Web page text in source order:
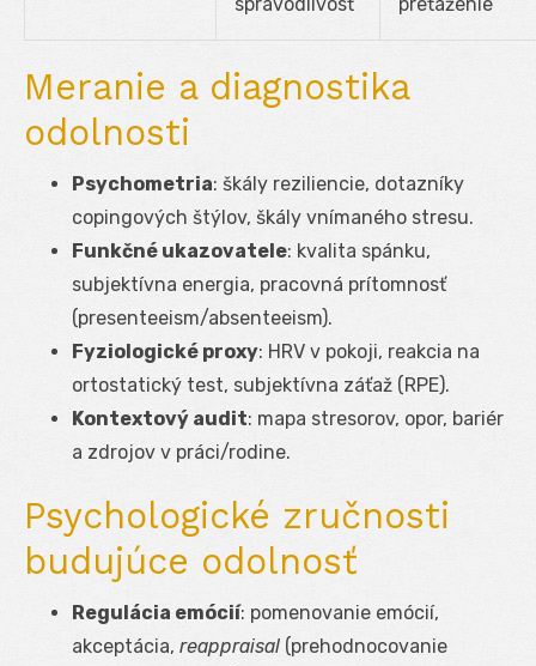
Meranie a diagnostika
odolnosti
Psychometria: škály reziliencie, dotazníky
copingových štýlov, škály vnímaného stresu.
Funkčné ukazovatele: kvalita spánku,
subjektívna energia, pracovná prítomnosť
(presenteeism/absenteeism).
Fyziologické proxy: HRV v pokoji, reakcia na
ortostatický test, subjektívna záťaž (RPE).
Kontextový audit: mapa stresorov, opor, bariér
a zdrojov v práci/rodine.
Psychologické zručnosti
budujúce odolnosť
Regulácia emócií: pomenovanie emócií,
akceptácia, reappraisal (prehodnocovanie